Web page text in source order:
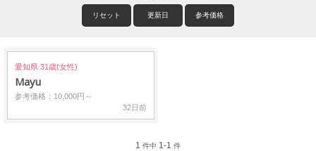
リセット 更新日 参考価格
愛知県 31歳(女性)
Mayu
参考価格：10,000円～
32日前
1 件中 1-1 件